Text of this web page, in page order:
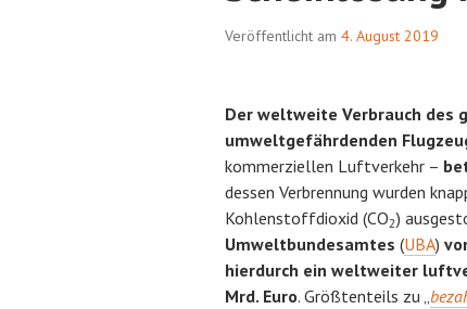
Veröffentlicht am 4. August 2019
Der weltweite Verbrauch des
umweltgefährdenden
kommerziellen Luftverkehr –
dessen Verbrennung wurden
Kohlenstoffdioxid (CO2)
Umweltbundesamtes (UBA)
hierdurch ein weltweiter
Mrd. Euro. Größtenteils zu „